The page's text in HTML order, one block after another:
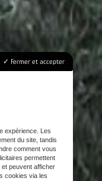
Fermer et accepter
expérience. Les
du site, tandis
comment vous
permettent
peuvent afficher
cookies via les